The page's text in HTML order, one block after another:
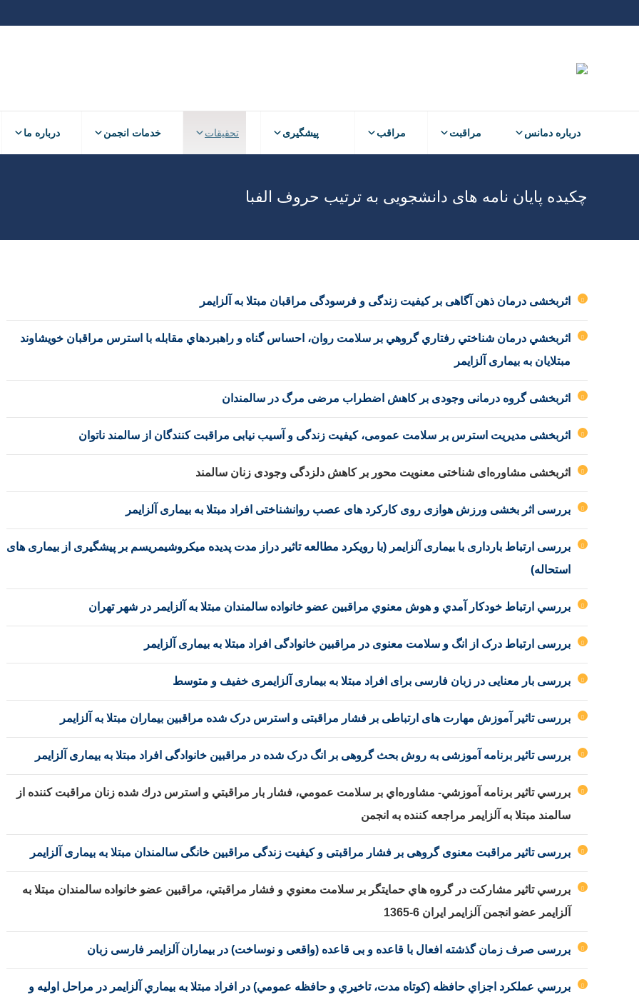
درباره دمانس مراقبت پیشگیری مراقب تحقیقات خدمات انجمن درباره ما
چکیده پایان نامه های دانشجویی به ترتیب حروف الفبا
اثربخشی درمان ذهن آگاهی بر کیفیت زندگی و فرسودگی مراقبان مبتلا به آلزایمر
اثربخشي درمان شناختي رفتاري گروهي بر سلامت روان، احساس گناه و راهبردهاي مقابله با استرس مراقبان خويشاوند
مبتلايان به بیماری آلزايمر
اثربخشی گروه درمانی وجودی بر کاهش اضطراب مرضی مرگ در سالمندان
اثربخشی مدیریت استرس بر سلامت عمومی، کیفیت زندگی و آسیب نیابی مراقبت کنندگان از سالمند ناتوان
اثربخشی مشاوره‌ای شناختی معنویت محور بر کاهش دلزدگی وجودی زنان سالمند
بررسی اثر بخشی ورزش هوازی روی کارکرد های عصب روانشناختی افراد مبتلا به بیماری آلزایمر
بررسی ارتباط بارداری با بیماری آلزایمر (با رویکرد مطالعه تاثیر دراز مدت پدیده میکروشیمریسم بر پیشگیری از بیماری های
استحاله)
بررسي ارتباط خودكار آمدي و هوش معنوي مراقبين عضو خانواده سالمندان مبتلا به آلزايمر در شهر تهران
بررسی ارتباط درک از انگ و سلامت معنوی در مراقبین خانوادگی افراد مبتلا به بیماری آلزایمر
بررسی بار معنایی در زبان فارسی برای افراد مبتلا به بیماری آلزایمری خفیف و متوسط
بررسی تاثیر آموزش مهارت های ارتباطی بر فشار مراقبتی و استرس درک شده مراقبین بیماران مبتلا به آلزایمر
بررسی تاثیر برنامه آموزشی به روش بحث گروهی بر انگ درک شده در مراقبین خانوادگی افراد مبتلا به بیماری آلزایمر
بررسي تاثير برنامه آموزشي- مشاوره‌اي بر سلامت عمومي، فشار بار مراقبتي و استرس درك شده زنان مراقبت كننده از
سالمند مبتلا به آلزايمر مراجعه كننده به‌ انجمن
بررسی تاثیر مراقبت معنوی گروهی بر فشار مراقبتی و کیفیت زندگی مراقبین خانگی سالمندان مبتلا به بیماری آلزایمر
بررسي تاثير مشاركت در گروه هاي حمايتگر بر سلامت معنوي و فشار مراقبتي، مراقبين عضو خانواده سالمندان مبتلا به
آلزايمر عضو انجمن آلزايمر ايران 6-
1365
بررسی صرف زمان گذشته افعال با قاعده و بی قاعده (واقعی و نوساخت) در بیماران آلزایمر فارسی زبان
بررسي عملكرد اجزاي حافظه (كوتاه مدت، تاخيري و حافظه عمومي) در افراد مبتلا به بيماري آلزايمر در مراحل اوليه و